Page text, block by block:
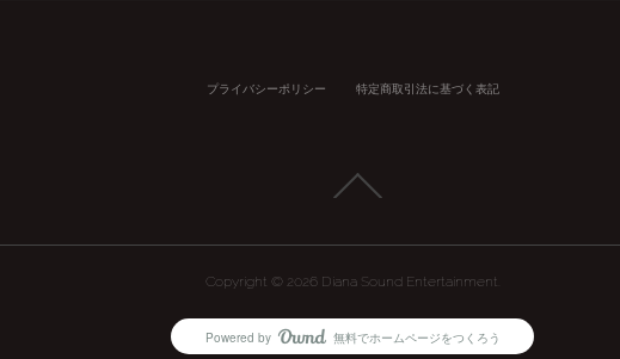
プライバシーポリシー 特定商取引法に基づく表記
Copyright © 2026 Diana Sound Entertainment
Powered by AmebaOwnd
無料でホームページをつくろう